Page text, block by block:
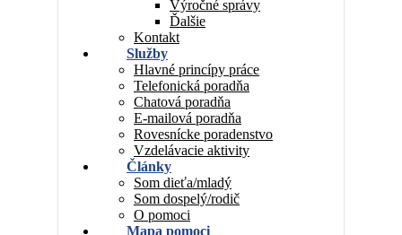
Výročné správy
Ďalšie
Kontakt
Služby
Hlavné princípy práce
Telefonická poradňa
Chatová poradňa
E-mailová poradňa
Rovesnícke poradenstvo
Vzdelávacie aktivity
Články
Som dieťa/mladý
Som dospelý/rodič
O pomoci
Mapa pomoci